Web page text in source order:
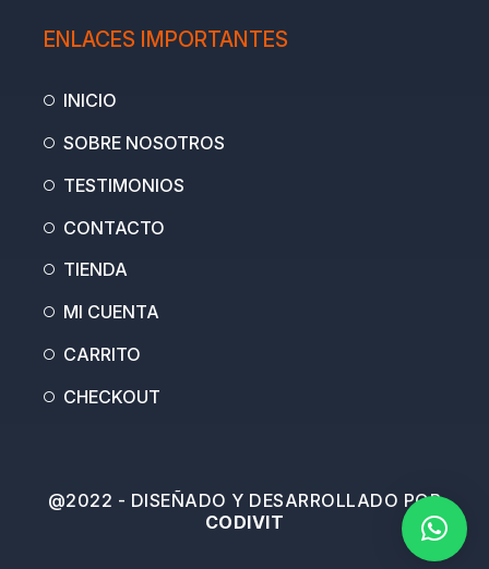
l
o
e
a
g
a
m
ENLACES IMPORTANTES
INICIO
SOBRE NOSOTROS
TESTIMONIOS
CONTACTO
TIENDA
MI CUENTA
CARRITO
CHECKOUT
@2022 - DISEÑADO Y DESARROLLADO POR
CODIVIT